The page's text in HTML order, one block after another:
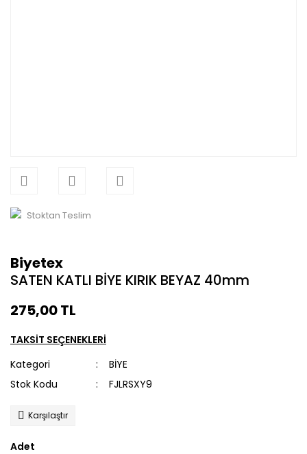
Stoktan Teslim
Biyetex
SATEN KATLI BİYE KIRIK BEYAZ 40mm
275,00 TL
TAKSİT SEÇENEKLERİ
Kategori
BİYE
Stok Kodu
FJLRSXY9
Karşılaştır
Adet